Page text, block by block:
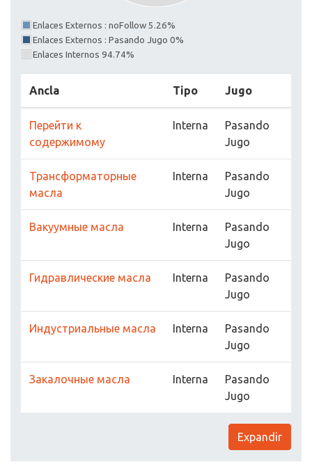
Enlaces Externos : noFollow 5.26%
Enlaces Externos : Pasando Jugo 0%
Enlaces Internos 94.74%
Ancla Tipo Jugo
Перейти к
содержимому
Interna
Pasando
Jugo
Трансформаторные
масла
Interna
Pasando
Jugo
Вакуумные масла Interna
Pasando
Jugo
Гидравлические масла Interna
Pasando
Jugo
Индустриальные масла Interna
Pasando
Jugo
Закалочные масла Interna
Pasando
Jugo
Expandir